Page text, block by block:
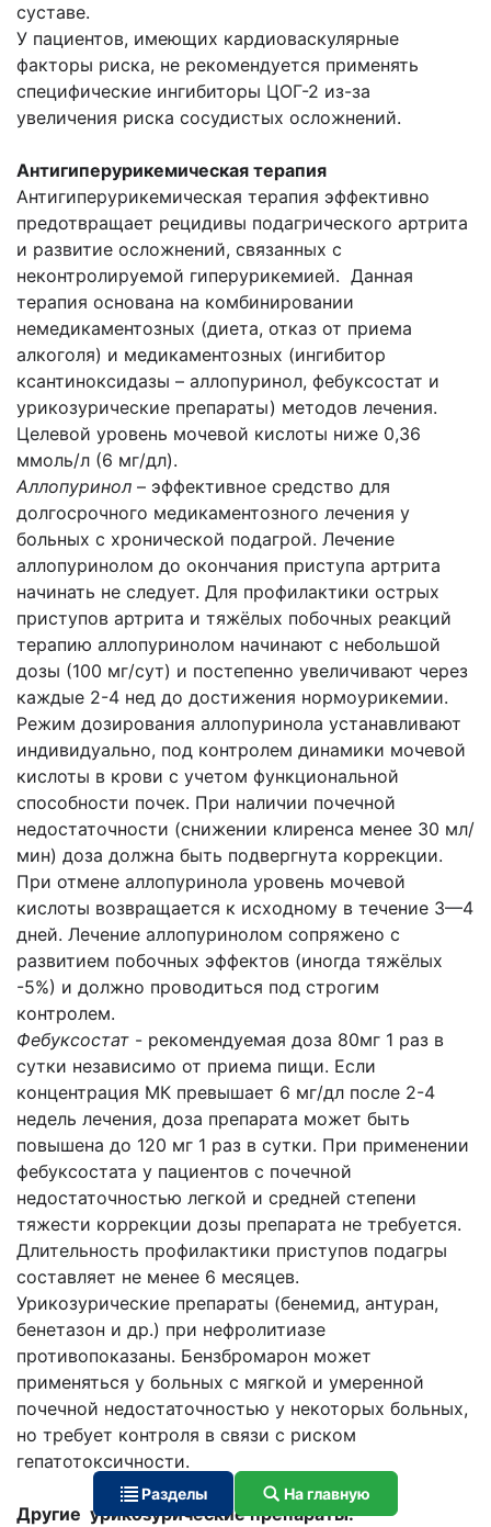
суставе.
У пациентов, имеющих кардиоваскулярные
факторы риска, не рекомендуется применять
специфические ингибиторы ЦОГ-2 из-за
увеличения риска сосудистых осложнений.
Антигиперурикемическая терапия
Антигиперурикемическая терапия эффективно
предотвращает рецидивы подагрического артрита
и развитие осложнений, связанных с
неконтролируемой гиперурикемией. Данная
терапия основана на комбинировании
немедикаментозных (диета, отказ от приема
алкоголя) и медикаментозных (ингибитор
ксантиноксидазы – аллопуринол, фебуксостат и
урикозурические препараты) методов лечения.
Целевой уровень мочевой кислоты ниже 0,36
ммоль/л (6 мг/дл).
Аллопуринол – эффективное средство для
долгосрочного медикаментозного лечения у
больных с хронической подагрой. Лечение
аллопуринолом до окончания приступа артрита
начинать не следует. Для профилактики острых
приступов артрита и тяжёлых побочных реакций
терапию аллопуринолом начинают с небольшой
дозы (100 мг/сут) и постепенно увеличивают через
каждые 2-4 нед до достижения нормоурикемии.
Режим дозирования аллопуринола устанавливают
индивидуально, под контролем динамики мочевой
кислоты в крови с учетом функциональной
способности почек. При наличии почечной
недостаточности (снижении клиренса менее 30 мл/
мин) доза должна быть подвергнута коррекции.
При отмене аллопуринола уровень мочевой
кислоты возвращается к исходному в течение 3—4
дней. Лечение аллопуринолом сопряжено с
развитием побочных эффектов (иногда тяжёлых
-5%) и должно проводиться под строгим
контролем.
Фебуксостат - рекомендуемая доза 80мг 1 раз в
сутки независимо от приема пищи. Если
концентрация МК превышает 6 мг/дл после 2-4
недель лечения, доза препарата может быть
повышена до 120 мг 1 раз в сутки. При применении
фебуксостата у пациентов с почечной
недостаточностью легкой и средней степени
тяжести коррекции дозы препарата не требуется.
Длительность профилактики приступов подагры
составляет не менее 6 месяцев.
Урикозурические препараты (бенемид, антуран,
бенетазон и др.) при нефролитиазе
противопоказаны. Бензбромарон может
применяться у больных с мягкой и умеренной
почечной недостаточностью у некоторых больных,
но требует контроля в связи с риском
гепатотоксичности.
Другие урикозурические препараты:
Разделы На главную